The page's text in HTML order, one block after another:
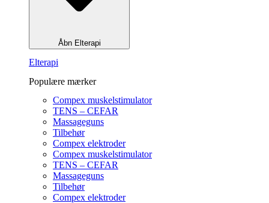
Åbn Elterapi
Elterapi
Populære mærker
Compex muskelstimulator
TENS – CEFAR
Massageguns
Tilbehør
Compex elektroder
Compex muskelstimulator
TENS – CEFAR
Massageguns
Tilbehør
Compex elektroder